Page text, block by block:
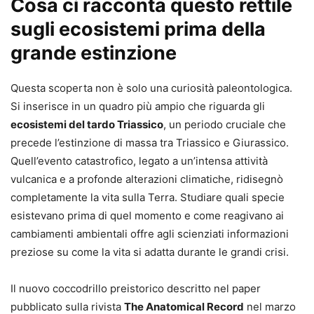
Cosa ci racconta questo rettile
sugli ecosistemi prima della
grande estinzione
Questa scoperta non è solo una curiosità paleontologica.
Si inserisce in un quadro più ampio che riguarda gli
ecosistemi del tardo Triassico, un periodo cruciale che
precede l’estinzione di massa tra Triassico e Giurassico.
Quell’evento catastrofico, legato a un’intensa attività
vulcanica e a profonde alterazioni climatiche, ridisegnò
completamente la vita sulla Terra. Studiare quali specie
esistevano prima di quel momento e come reagivano ai
cambiamenti ambientali offre agli scienziati informazioni
preziose su come la vita si adatta durante le grandi crisi.
Il nuovo coccodrillo preistorico descritto nel paper
pubblicato sulla rivista The Anatomical Record nel marzo